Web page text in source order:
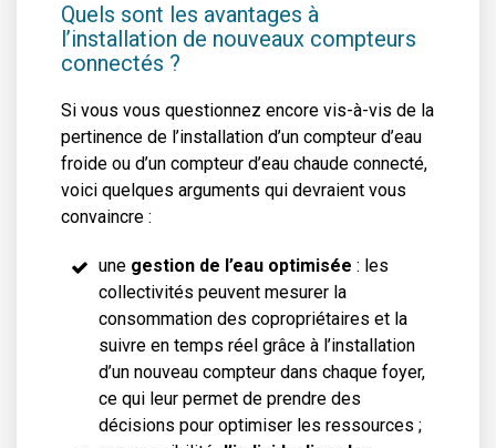
Quels sont les avantages à
l’installation de nouveaux compteurs
connectés ?
Si vous vous questionnez encore vis-à-vis de la
pertinence de l’installation d’un compteur d’eau
froide ou d’un compteur d’eau chaude connecté,
voici quelques arguments qui devraient vous
convaincre :
une gestion de l’eau optimisée : les
collectivités peuvent mesurer la
consommation des copropriétaires et la
suivre en temps réel grâce à l’installation
d’un nouveau compteur dans chaque foyer,
ce qui leur permet de prendre des
décisions pour optimiser les ressources ;